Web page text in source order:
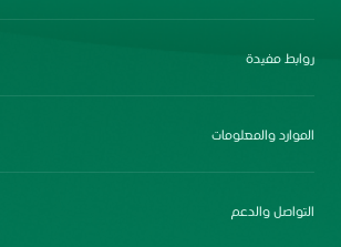
روابط مفيدة
الموارد والمعلومات
التواصل والدعم